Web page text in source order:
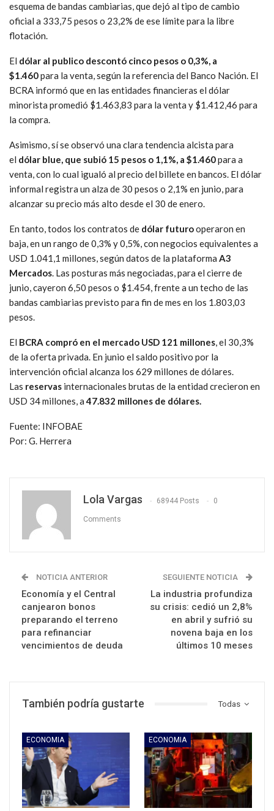
esquema de bandas cambiarias, que dejó al tipo de cambio
oficial a 333,75 pesos o 23,2% de ese límite para la libre
flotación.
El dólar al publico descontó cinco pesos o 0,3%, a
$1.460para la venta, según la referencia del Banco Nación. El
BCRA informó que en las entidades financieras el dólar
minorista promedió $1.463,83 para la venta y $1.412,46 para
la compra.
Asimismo, sí se observó una clara tendencia alcista para
el dólar blue, que subió 15 pesos o 1,1%, a $1.460para a
venta, con lo cual igualó al precio del billete en bancos. El dólar
informal registra un alza de 30 pesos o 2,1% en junio, para
alcanzar su precio más alto desde el 30 de enero.
En tanto, todos los contratos de dólar futurooperaron en
baja, en un rango de 0,3% y 0,5%, con negocios equivalentes a
USD 1.041,1 millones, según datos de la plataforma A3
Mercados. Las posturas más negociadas, para el cierre de
junio, cayeron 6,50 pesos o $1.454, frente a un techo de las
bandas cambiarias previsto para fin de mes en los 1.803,03
pesos.
El BCRA compró en el mercado USD 121 millones, el 30,3%
de la oferta privada. En junio el saldo positivo por la
intervención oficial alcanza los 629 millones de dólares.
Las reservas internacionales brutas de la entidad crecieron en
USD 34 millones, a47.832 millones de dólares.
Fuente: INFOBAE
Por: G. Herrera
Lola Vargas 68944 Posts 0
Comments
NOTICIA ANTERIOR
Economía y el Central
canjearon bonos
preparando el terreno
para refinanciar
vencimientos de deuda
SEGUIENTE NOTICIA
La industria profundiza
su crisis: cedió un 2,8%
en abril y sufrió su
novena baja en los
últimos 10 meses
Todas
También podría gustarte
ECONOMIA ECONOMIA